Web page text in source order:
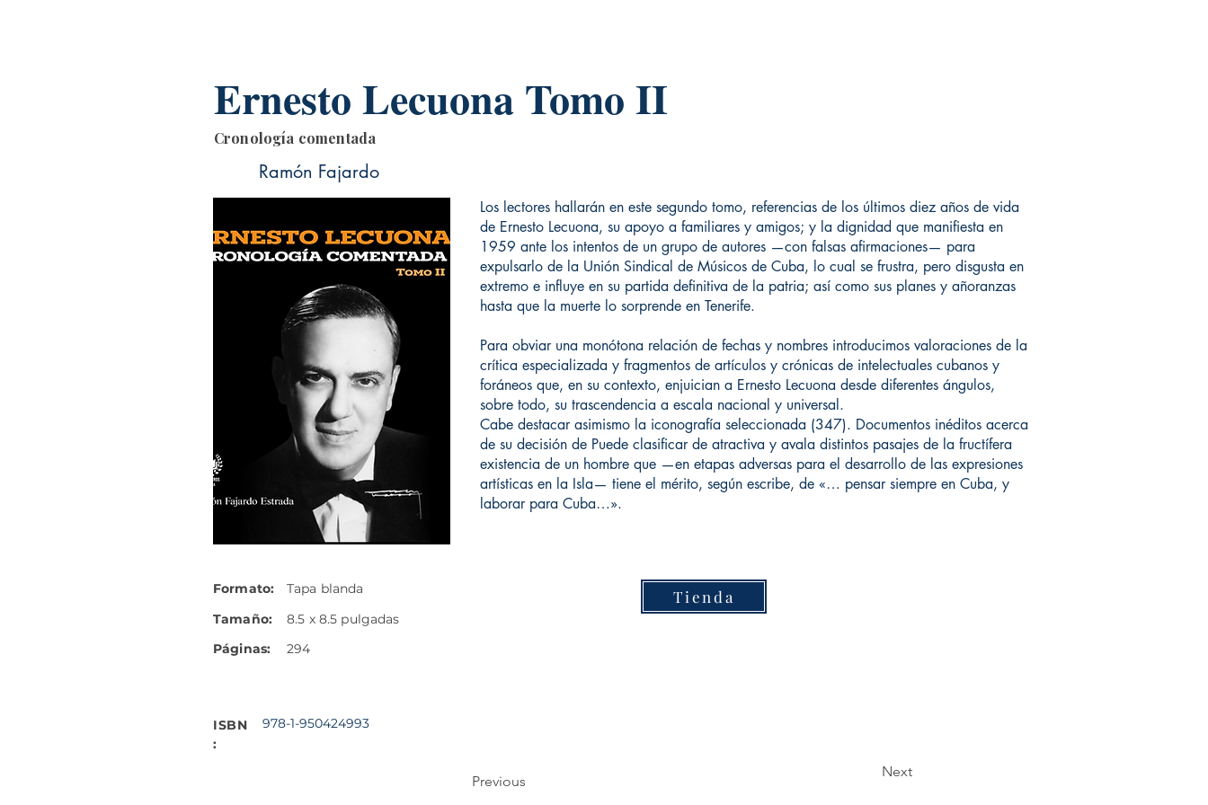
Ernesto Lecuona Tomo II
Cronología comentada
Ramón Fajardo
Los lectores hallarán en este segundo tomo, referencias de los últimos diez años de vida
de Ernesto Lecuona, su apoyo a familiares y amigos; y la dignidad que manifiesta en
1959 ante los intentos de un grupo de autores —con falsas afirmaciones— para
expulsarlo de la Unión Sindical de Músicos de Cuba, lo cual se frustra, pero disgusta en
extremo e influye en su partida definitiva de la patria; así como sus planes y añoranzas
hasta que la muerte lo sorprende en Tenerife.
Para obviar una monótona relación de fechas y nombres introducimos valoraciones de la
crítica especializada y fragmentos de artículos y crónicas de intelectuales cubanos y
foráneos que, en su contexto, enjuician a Ernesto Lecuona desde diferentes ángulos,
sobre todo, su trascendencia a escala nacional y universal.
Cabe destacar asimismo la iconografía seleccionada (347). Documentos inéditos acerca
de su decisión de Puede clasificar de atractiva y avala distintos pasajes de la fructífera
existencia de un hombre que —en etapas adversas para el desarrollo de las expresiones
artísticas en la Isla— tiene el mérito, según escribe, de «… pensar siempre en Cuba, y
laborar para Cuba…».
Formato:
Tapa blanda
Tamaño:
Páginas:
8.5 x 8.5 pulgadas
294
Tienda
ISBN
:
978-1-950424993
Previous
Next